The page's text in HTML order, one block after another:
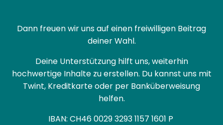
Dann freuen wir uns auf einen freiwilligen Beitrag
deiner Wahl.
Deine Unterstützung hilft uns, weiterhin
hochwertige Inhalte zu erstellen. Du kannst uns mit
Twint, Kreditkarte oder per Banküberweisung
helfen.
IBAN: CH46 0029 3293 1157 1601 P